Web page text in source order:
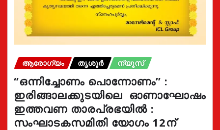
ആരോഗ്യം തൃശൂർ ന്യൂസ്
“ഒന്നിച്ചോണം പൊന്നോണം” :
ഇരിങ്ങാലക്കുടയിലെ ഓണാഘോഷം
ഇത്തവണ താരപ്രഭയിൽ :
സംഘാടകസമിതി യോഗം 12ന്